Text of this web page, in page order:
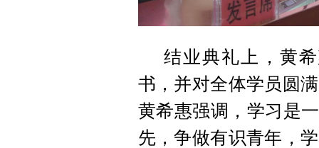
结业典礼上，黄
书，并对全体学员圆
黄希惠强调，学习是
先，争做有识青年，